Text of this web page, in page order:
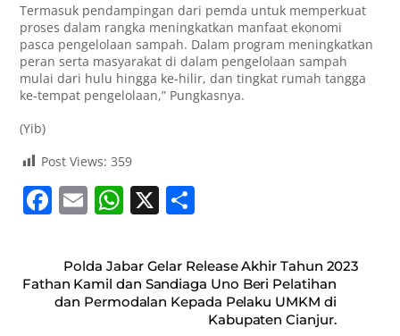
Termasuk pendampingan dari pemda untuk memperkuat
proses dalam rangka meningkatkan manfaat ekonomi
pasca pengelolaan sampah. Dalam program meningkatkan
peran serta masyarakat di dalam pengelolaan sampah
mulai dari hulu hingga ke-hilir, dan tingkat rumah tangga
ke-tempat pengelolaan,” Pungkasnya.
(Yib)
Post Views: 359
F
c
e
b
E
ai
l
W
at
s
A
X
ar
e
Polda Jabar Gelar Release Akhir Tahun 2023
Fathan Kamil dan Sandiaga Uno Beri Pelatihan
dan Permodalan Kepada Pelaku UMKM di
Kabupaten Cianjur.